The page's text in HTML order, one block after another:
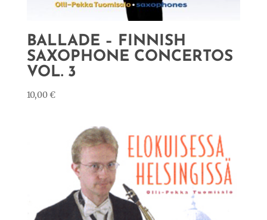
BALLADE – FINNISH
SAXOPHONE CONCERTOS
VOL. 3
10,00€